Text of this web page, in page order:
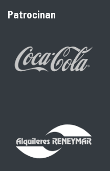
Patrocinan